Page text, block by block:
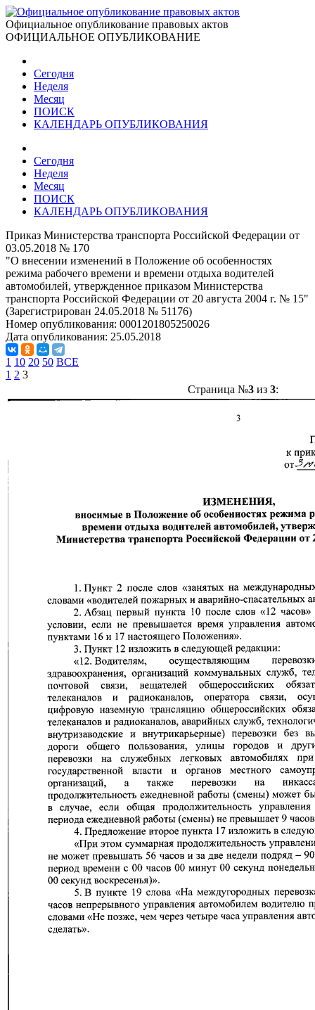
Официальное опубликование правовых актов
ОФИЦИАЛЬНОЕ ОПУБЛИКОВАНИЕ
Сегодня
Неделя
Месяц
ПОИСК
КАЛЕНДАРЬ ОПУБЛИКОВАНИЯ
Сегодня
Неделя
Месяц
ПОИСК
КАЛЕНДАРЬ ОПУБЛИКОВАНИЯ
Приказ Министерства транспорта Российской Федерации от
03.05.2018 № 170
"О внесении изменений в Положение об особенностях
режима рабочего времени и времени отдыха водителей
автомобилей, утвержденное приказом Министерства
транспорта Российской Федерации от 20 августа 2004 г. № 15"
(Зарегистрирован 24.05.2018 № 51176)
Номер опубликования: 0001201805250026
Дата опубликования: 25.05.2018
1 10 20 50 ВСЕ
1 2 3
Страница №3из 3: